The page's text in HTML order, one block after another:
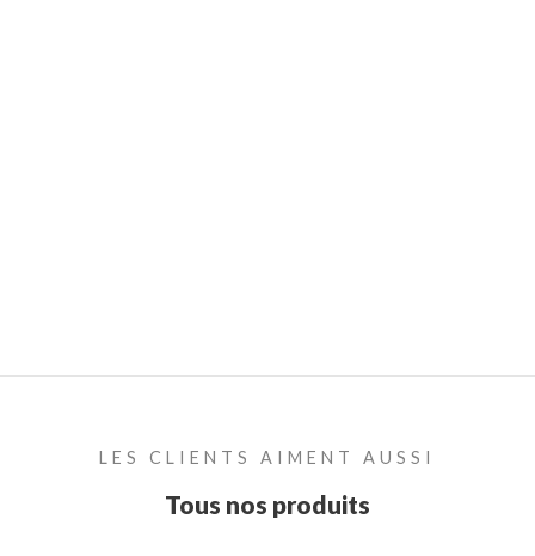
LES CLIENTS AIMENT AUSSI
Tous nos produits